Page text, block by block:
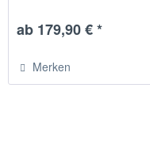
ab 179,90 € *
Merken